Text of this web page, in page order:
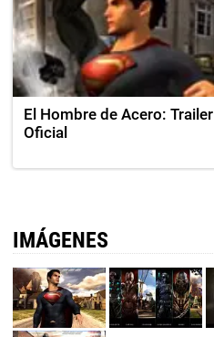
El Hombre de Acero: Trailer
Oficial
IMÁGENES